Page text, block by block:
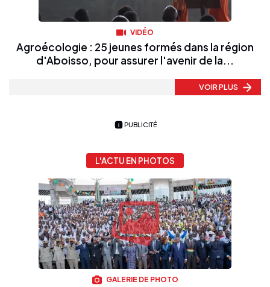
VIDÉO
Agroécologie : 25 jeunes formés dans la région
d'Aboisso, pour assurer l'avenir de la...
VOIR PLUS
PUBLICITÉ
L'ACTU EN PHOTOS
GALERIE DE PHOTO